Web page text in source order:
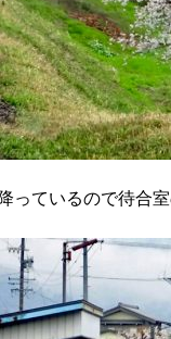
っているので待合